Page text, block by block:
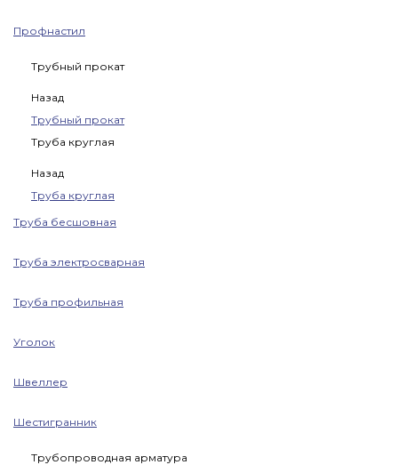
Профнастил
Трубный прокат
Назад
Трубный прокат
Труба круглая
Назад
Труба круглая
Труба бесшовная
Труба электросварная
Труба профильная
Уголок
Швеллер
Шестигранник
Трубопроводная арматура